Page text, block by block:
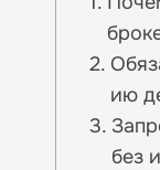
ию
без